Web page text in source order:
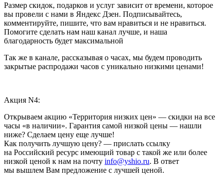
Размер скидок, подарков и услуг зависит от времени, которое
вы провели с нами в Яндекс Дзен. Подписывайтесь,
комментируйте, пишите, что вам нравиться и не нравиться.
Помогите сделать нам наш канал лучше, и наша
благодарность будет максимальной
Так же в канале, рассказывая о часах, мы будем проводить
закрытые распродажи часов с уникально низкими ценами!
Акция N4:
Открываем акцию «Территория низких цен» — скидки на все
часы «в наличии». Гарантия самой низкой цены — нашли
ниже? Сделаем цену еще лучше!
Как получить лучшую цену? — прислать ссылку
на Российский ресурс имеющий товар с такой же или более
низкой ценой к нам на почту info@yshio.ru. В ответ
мы вышлем Вам предложение с лучшей ценой.